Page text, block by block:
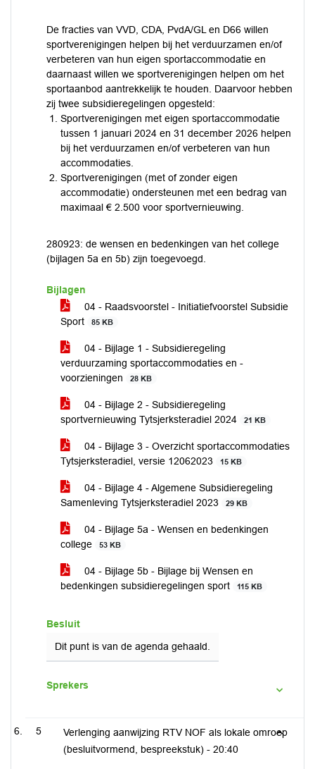
De fracties van VVD, CDA, PvdA/GL en D66 willen
sportverenigingen helpen bij het verduurzamen en/of
verbeteren van hun eigen sportaccommodatie en
daarnaast willen we sportverenigingen helpen om het
sportaanbod aantrekkelijk te houden. Daarvoor hebben
zij twee subsidieregelingen opgesteld:
Sportverenigingen met eigen sportaccommodatie
tussen 1 januari 2024 en 31 december 2026 helpen
bij het verduurzamen en/of verbeteren van hun
accommodaties.
Sportverenigingen (met of zonder eigen
accommodatie) ondersteunen met een bedrag van
maximaal € 2.500 voor sportvernieuwing.
280923: de wensen en bedenkingen van het college
(bijlagen 5a en 5b) zijn toegevoegd.
Bijlagen
04 - Raadsvoorstel - Initiatiefvoorstel Subsidie
Sport
85 KB
04 - Bijlage 1 - Subsidieregeling
verduurzaming sportaccommodaties en -
voorzieningen
28 KB
04 - Bijlage 2 - Subsidieregeling
sportvernieuwing Tytsjerksteradiel 2024
21 KB
04 - Bijlage 3 - Overzicht sportaccommodaties
Tytsjerksteradiel, versie 12062023
15 KB
04 - Bijlage 4 - Algemene Subsidieregeling
Samenleving Tytsjerksteradiel 2023
29 KB
04 - Bijlage 5a - Wensen en bedenkingen
college
53 KB
04 - Bijlage 5b - Bijlage bij Wensen en
bedenkingen subsidieregelingen sport
115 KB
Besluit
Dit punt is van de agenda gehaald.
Sprekers
5
Verlenging aanwijzing RTV NOF als lokale omroep
(besluitvormend, bespreekstuk) - 20:40